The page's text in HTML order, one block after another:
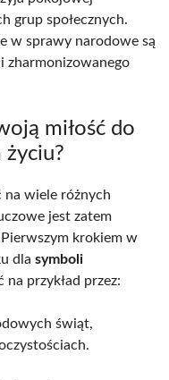
grup społecznych.
w sprawy narodowe są
zharmonizowanego
miłość do
na wiele różnych
jest zatem
krokiem w
dla symboli
przykład przez:
świąt,